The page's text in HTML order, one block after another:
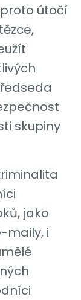
útočí
skupiny
jako
maily, i